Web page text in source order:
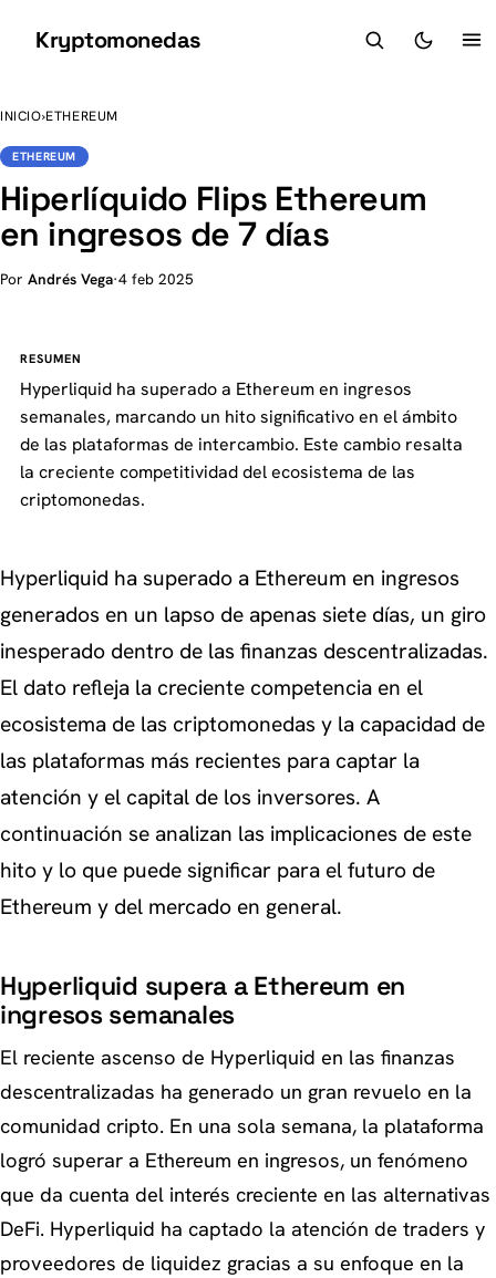
Kryptomonedas
INICIO›ETHEREUM
ETHEREUM
Hiperlíquido Flips Ethereum
en ingresos de 7 días
Por Andrés Vega·4 feb 2025
RESUMEN
Hyperliquid ha superado a Ethereum en ingresos
semanales, marcando un hito significativo en el ámbito
de las plataformas de intercambio. Este cambio resalta
la creciente competitividad del ecosistema de las
criptomonedas.
Hyperliquid ha superado a Ethereum en ingresos
generados en un lapso de apenas siete días, un giro
inesperado dentro de las finanzas descentralizadas.
El dato refleja la creciente competencia en el
ecosistema de las criptomonedas y la capacidad de
las plataformas más recientes para captar la
atención y el capital de los inversores. A
continuación se analizan las implicaciones de este
hito y lo que puede significar para el futuro de
Ethereum y del mercado en general.
Hyperliquid supera a Ethereum en
ingresos semanales
El reciente ascenso de Hyperliquid en las finanzas
descentralizadas ha generado un gran revuelo en la
comunidad cripto. En una sola semana, la plataforma
logró superar a Ethereum en ingresos, un fenómeno
que da cuenta del interés creciente en las alternativas
DeFi. Hyperliquid ha captado la atención de traders y
proveedores de liquidez gracias a su enfoque en la